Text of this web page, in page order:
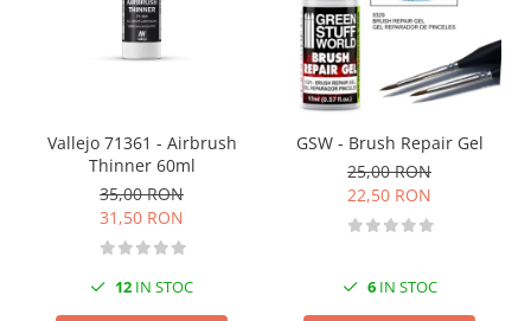
Solutii Weathering
Accesorii diorama
Sol Diorama
Materiale pentru sol
Apa Diorama
The Army Painter
Accesorii pictura The Army Painter
Vallejo 71361 - Airbrush
Thinner 60ml
35,00 RON
31,50 RON
12 IN STOC
GSW - Brush Repair Gel
25,00 RON
22,50 RON
6IN STOC